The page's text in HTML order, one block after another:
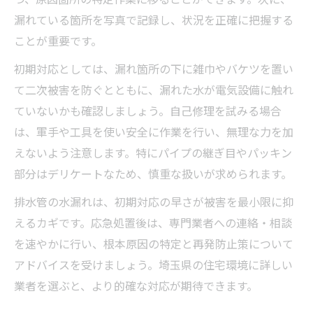
漏れている箇所を写真で記録し、状況を正確に把握する
ことが重要です。
初期対応としては、漏れ箇所の下に雑巾やバケツを置い
て二次被害を防ぐとともに、漏れた水が電気設備に触れ
ていないかも確認しましょう。自己修理を試みる場合
は、軍手や工具を使い安全に作業を行い、無理な力を加
えないよう注意します。特にパイプの継ぎ目やパッキン
部分はデリケートなため、慎重な扱いが求められます。
排水管の水漏れは、初期対応の早さが被害を最小限に抑
えるカギです。応急処置後は、専門業者への連絡・相談
を速やかに行い、根本原因の特定と再発防止策について
アドバイスを受けましょう。埼玉県の住宅環境に詳しい
業者を選ぶと、より的確な対応が期待できます。